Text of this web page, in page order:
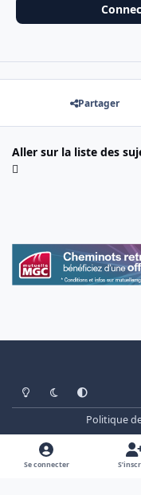
Partager
Aller sur la liste des
Light ModeDark ModeSystem
Politique
Se connecter